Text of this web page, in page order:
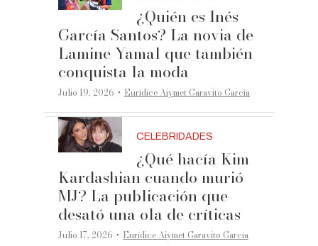
¿Quién es Inés
García Santos? La novia de
Lamine Yamal que también
conquista la moda
Julio 19, 2026 ·Eurídice Aiymet Garavito García
CELEBRIDADES
¿Qué hacía Kim
Kardashian cuando murió
MJ? La publicación que
desató una ola de críticas
Julio 17, 2026 ·Eurídice Aiymet Garavito García